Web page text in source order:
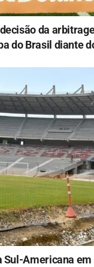
da
do Brasil diante
Sul-Americana